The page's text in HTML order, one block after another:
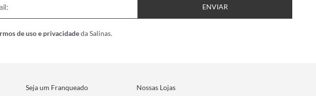
ENVIAR
de uso e privacidadeda Salinas.
Seja um Franqueado Nossas Lojas